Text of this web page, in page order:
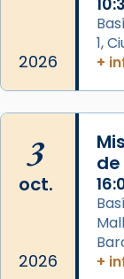
partir de
que les
eterna”)
frare Joan
que les
Mataró en
Foto
2026
1,
+
3
oct.
2026
+